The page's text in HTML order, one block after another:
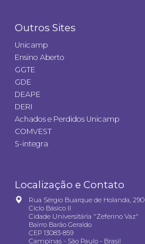
Outros Sites
Unicamp
Ensino Aberto
GGTE
GDE
DEAPE
DERI
Achados e Perdidos Unicamp
COMVEST
S-integra
Localização e Contato
Rua Sérgio Buarque de Holanda, 290
Ciclo Básico II
Cidade Universitária "Zeferino Vaz"
Bairro Barão Geraldo
CEP 13083-859
Campinas - São Paulo - Brasil